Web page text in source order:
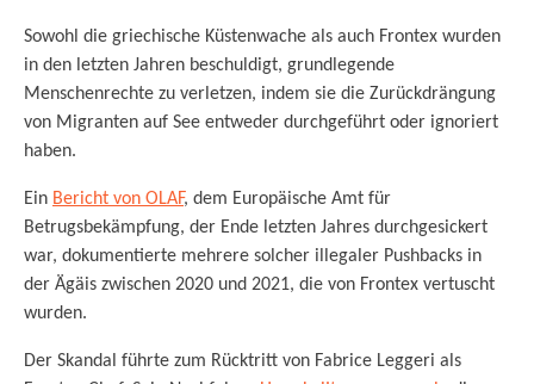
Sowohl die griechische Küstenwache als auch Frontex wurden
in den letzten Jahren beschuldigt, grundlegende
Menschenrechte zu verletzen, indem sie die Zurückdrängung
von Migranten auf See entweder durchgeführt oder ignoriert
haben.
Ein Bericht von OLAF, dem Europäische Amt für
Betrugsbekämpfung, der Ende letzten Jahres durchgesickert
war, dokumentierte mehrere solcher illegaler Pushbacks in
der Ägäis zwischen 2020 und 2021, die von Frontex vertuscht
wurden.
Der Skandal führte zum Rücktritt von Fabrice Leggeri als